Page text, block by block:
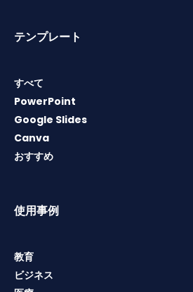
テンプレート
すべて
PowerPoint
Google Slides
Canva
おすすめ
使用事例
教育
ビジネス